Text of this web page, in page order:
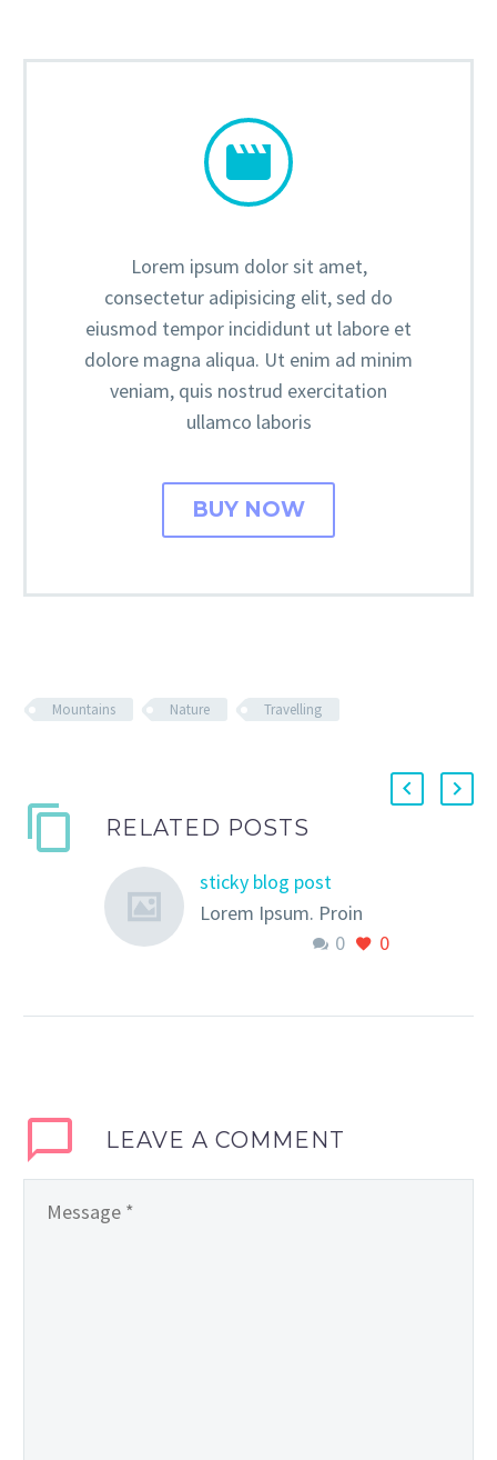


Lorem ipsum dolor sit amet,
consectetur adipisicing elit, sed do
eiusmod tempor incididunt ut labore et
dolore magna aliqua. Ut enim ad minim
veniam, quis nostrud exercitation
ullamco laboris
BUY NOW
Mountains Nature Travelling
RELATED POSTS
sticky blog post
Lorem Ipsum. Proin
gravida nibh vel velit
id elit. Duis sed odio sit
0 0
LEAVE A COMMENT